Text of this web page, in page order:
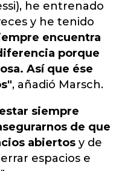
he entrenado
y he tenido
encuentra
porque
Así que ése
, añadió Marsch.
siempre
de que
abiertos y de
espacios e